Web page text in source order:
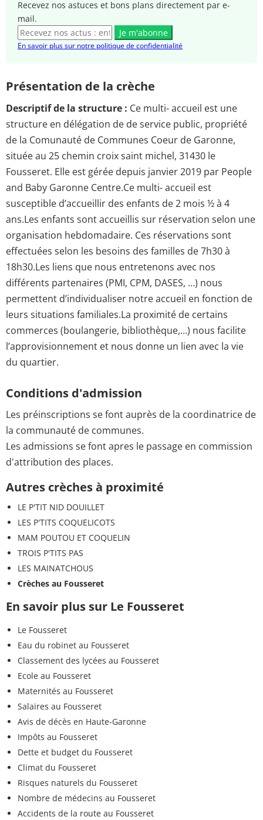
Recevez nos astuces et bons plans directement par e-
mail.
Je m'abonne
En savoir plus sur notre politique de confidentialité
Présentation de la crèche
Descriptif de la structure : Ce multi- accueil est une
structure en délégation de de service public, propriété
de la Comunauté de Communes Coeur de Garonne,
située au 25 chemin croix saint michel, 31430 le
Fousseret. Elle est gérée depuis janvier 2019 par People
and Baby Garonne Centre.Ce multi- accueil est
susceptible d’accueillir des enfants de 2 mois ½ à 4
ans.Les enfants sont accueillis sur réservation selon une
organisation hebdomadaire. Ces réservations sont
effectuées selon les besoins des familles de 7h30 à
18h30.Les liens que nous entretenons avec nos
différents partenaires (PMI, CPM, DASES, …) nous
permettent d’individualiser notre accueil en fonction de
leurs situations familiales.La proximité de certains
commerces (boulangerie, bibliothèque,…) nous facilite
l’approvisionnement et nous donne un lien avec la vie
du quartier.
Conditions d'admission
Les préinscriptions se font auprès de la coordinatrice de
la communauté de communes.
Les admissions se font apres le passage en commission
d'attribution des places.
Autres crèches à proximité
LE P'TIT NID DOUILLET
LES P'TITS COQUELICOTS
MAM POUTOU ET COQUELIN
TROIS P'TITS PAS
LES MAINATCHOUS
Crèches au Fousseret
En savoir plus sur Le Fousseret
Le Fousseret
Eau du robinet au Fousseret
Classement des lycées au Fousseret
Ecole au Fousseret
Maternités au Fousseret
Salaires au Fousseret
Avis de décès en Haute-Garonne
Impôts au Fousseret
Dette et budget du Fousseret
Climat du Fousseret
Risques naturels du Fousseret
Nombre de médecins au Fousseret
Accidents de la route au Fousseret